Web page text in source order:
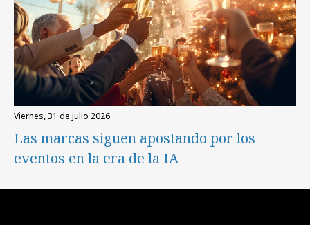
viernes, 31 de julio 2026
Las marcas siguen apostando por los
eventos en la era de la IA